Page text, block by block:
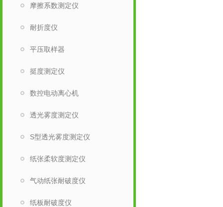
摩擦系数测定仪
耐折度仪
平压取样器
挺度测定仪
数控电动离心机
透光雾度测定仪
S型透光雾度测定仪
纸张柔软度测定仪
气动纸张耐破度仪
纸板耐破度仪